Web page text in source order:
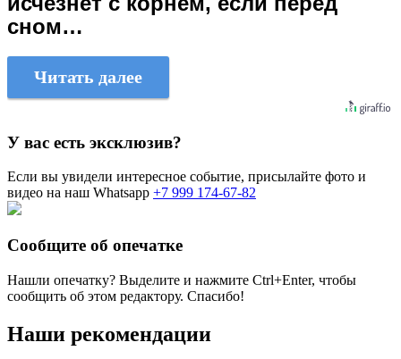
сном…
Читать далее
У вас есть эксклюзив?
Если вы увидели интересное событие, присылайте фото и
видео на наш Whatsapp +7 999 174-67-82
Сообщите об опечатке
Нашли опечатку? Выделите и нажмите Ctrl+Enter, чтобы
сообщить об этом редактору. Спасибо!
Наши рекомендации